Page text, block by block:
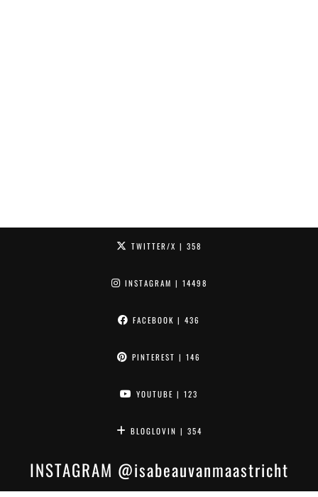
TWITTER/X | 358
INSTAGRAM | 14498
FACEBOOK | 436
PINTEREST | 146
YOUTUBE | 123
BLOGLOVIN | 354
INSTAGRAM @isabeauvanmaastricht